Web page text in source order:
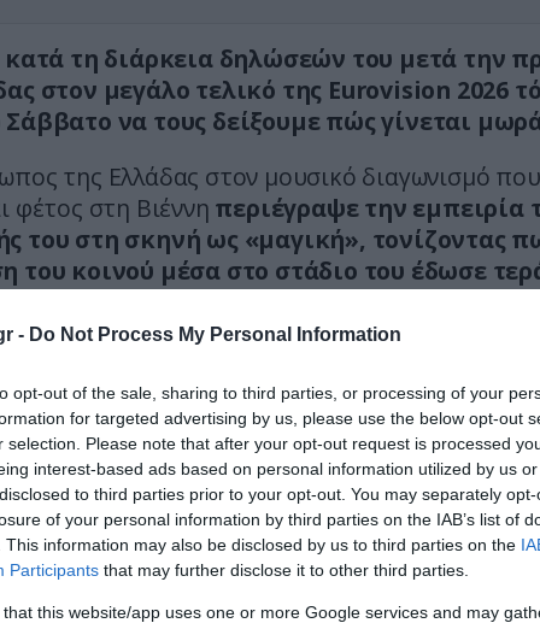
- Do Not Process My Personal Information
opt-out of the sale, sharing to third parties, or processing of your
for targeted advertising by us, please use the below opt-out
selection. Please note that after your opt-out request is processed
interest-based ads based on personal information utilized by us
to third parties prior to your opt-out. You may separately
of your personal information by third parties on the IAB’s list of
This information may also be disclosed by us to third parties on the
Participants that may further disclose it to other third parties.
that this website/app uses one or more Google services and may
τη διάρκεια δηλώσεών του μετά την
στον μεγάλο τελικό της Eurovision 2026
να τους δείξουμε πώς γίνεται
της Ελλάδας στον μουσικό διαγωνισμό που
φέτος στη Βιέννη περιέγραψε την εμπειρία
του στη σκηνή ως «μαγική», τονίζοντας
του κοινού μέσα στο στάδιο του έδωσε
να προκριθούμε αλλά είναι απίστευτο,
είσαι πάνω σε αυτό το στέιτζ.
κόσμος από κάτω, τσίριζε, είδα
σκουφάκια. Ήταν τρελό. Είμαι πάρα πολύ
Πάμε το Σάββατο να τους δείξουμε πώς
Let’s go!»,δήλωσε στην ΕΡΤ1 αμέσως μετά την
«Ferto».